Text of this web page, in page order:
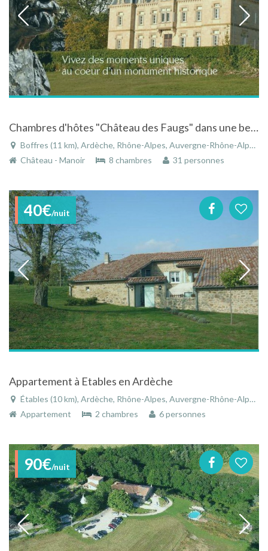
Chambres d'hôtes "Château des Faugs" dans une belle demeure en Ardèche
Boffres (11 km), Ardèche, Rhône-Alpes, Auvergne-Rhône-Alpes, France
Château - Manoir
8 chambres 31 personnes
40€/nuit
Appartement à Etables en Ardèche
Étables (10 km), Ardèche, Rhône-Alpes, Auvergne-Rhône-Alpes, France
Appartement
2 chambres 6 personnes
90€/nuit